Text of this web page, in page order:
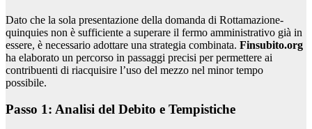
Dato che la sola presentazione della domanda di Rottamazione-
quinquies non è sufficiente a superare il fermo amministrativo già in
essere, è necessario adottare una strategia combinata. Finsubito.org
ha elaborato un percorso in passaggi precisi per permettere ai
contribuenti di riacquisire l’uso del mezzo nel minor tempo
possibile.
Passo 1: Analisi del Debito e Tempistiche